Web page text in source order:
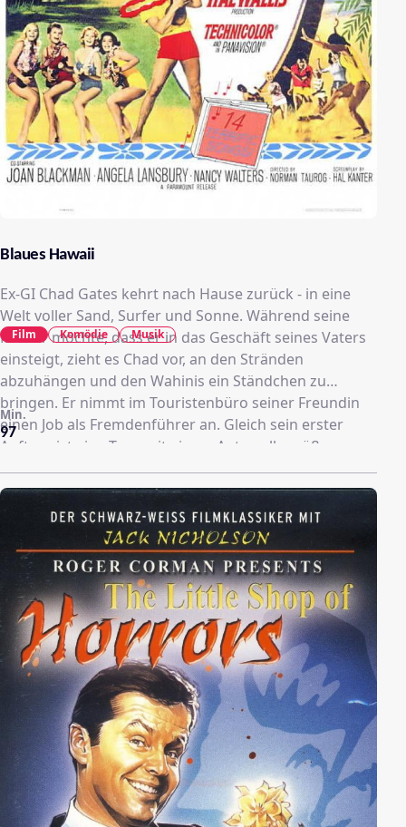
Blaues Hawaii
Ex-GI Chad Gates kehrt nach Hause zurück - in eine
Welt voller Sand, Surfer und Sonne. Während seine
Mutter möchte, dass er in das Geschäft seines Vaters
einsteigt, zieht es Chad vor, an den Stränden
abzuhängen und den Wahinis ein Ständchen zu
bringen. Er nimmt im Touristenbüro seiner Freundin
einen Job als Fremdenführer an. Gleich sein erster
Auftrag ist eine Tour mit einem Auto voller süßer
Mädchen. Abenteuer, Schwierigkeiten und Hula-Songs
begleiten Chad bei seiner Tour zu den schönsten
Stränden und Sehenswürdigkeiten von Hawaii...
97
Min.
Film Komödie Musik